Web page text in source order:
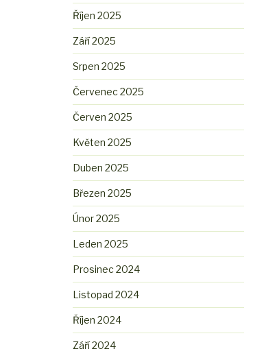
Říjen 2025
Září 2025
Srpen 2025
Červenec 2025
Červen 2025
Květen 2025
Duben 2025
Březen 2025
Únor 2025
Leden 2025
Prosinec 2024
Listopad 2024
Říjen 2024
Září 2024